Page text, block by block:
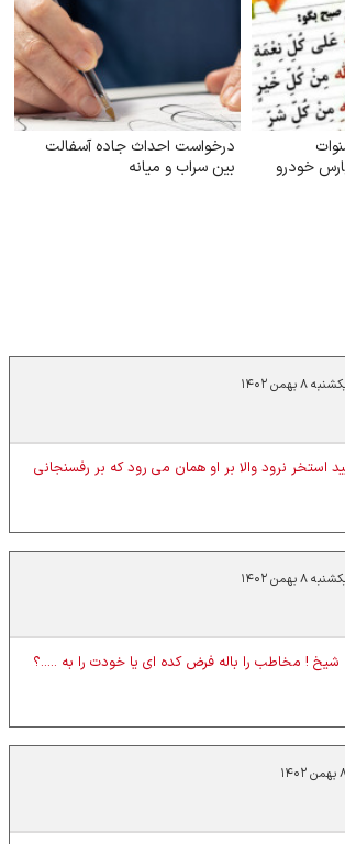
خودرو
درخواست احداث جاده آسفالت
بین سراب و میانه
۸ بهمن ۱۴۰۲
! مخاطب را باله فرض کده ای یا خودت را به .....؟
۸ بهمن ۱۴۰۲
استخر نرود والا بر او همان می رود که بر رفسنجانی